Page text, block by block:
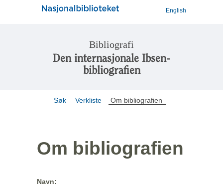
English
Bibliografi
Den internasjonale Ibsen-
bibliografien
Søk Verkliste Om bibliografien
Om bibliografien
Navn: